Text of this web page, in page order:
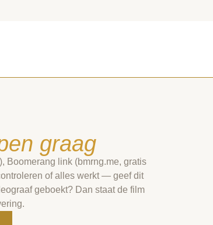
graag
Boomerang link (bmrng.me, gratis
of alles werkt — geef dit
geboekt? Dan staat de film